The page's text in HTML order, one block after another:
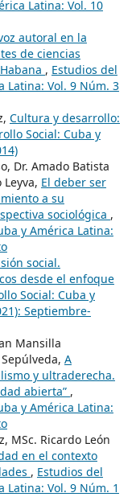
Latina: Vol. 10
autoral en la
de ciencias
, Estudios del
Latina: Vol. 9 Núm. 3
Cultura y desarrollo:
Social: Cuba y
Dr. Amado Batista
El deber ser
a su
sociológica ,
y América Latina:
social.
desde el enfoque
Social: Cuba y
Septiembre-
Mansilla
A
y ultraderecha.
abierta” ,
y América Latina:
MSc. Ricardo León
en el contexto
, Estudios del
Latina: Vol. 9 Núm. 1